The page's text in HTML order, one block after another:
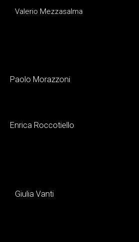
Valerio Mezzasalma
Paolo Morazzoni
Enrica Roccotiello
Giulia Vanti